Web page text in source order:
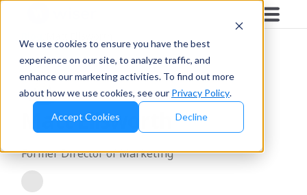
We use cookies to ensure you have the best
experience on our site, to analyze traffic, and
enhance our marketing activities. To find out more
about how we use cookies, see our Privacy Policy.
Accept Cookies Decline
Matt Ellsworth
Former Director of Marketing